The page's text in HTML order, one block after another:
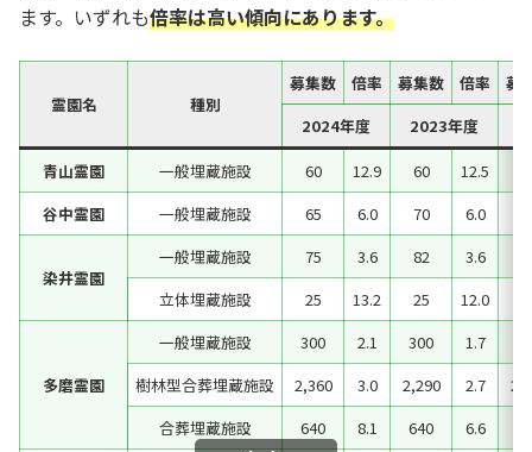
ます。いずれも倍率は高い傾向にあります。
霊園名 種別
募集数 倍率 募集数 倍率
募
2024年度
2023年度
青山霊園
一般埋蔵施設 60 12.9 60 12.5
谷中霊園
一般埋蔵施設 65 6.0 70 6.0
染井霊園
一般埋蔵施設 75 3.6 82 3.6
立体埋蔵施設
25 13.2 25 12.0
多磨霊園
一般埋蔵施設 300 2.1 300 1.7
樹林型合葬埋蔵施設
2,360 3.0 2,290 2.7
合葬埋蔵施設
640 8.1 640 6.6